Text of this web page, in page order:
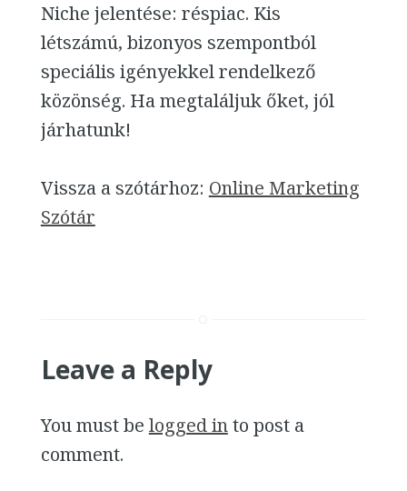
Niche jelentése: réspiac. Kis
létszámú, bizonyos szempontból
speciális igényekkel rendelkező
közönség. Ha megtaláljuk őket, jól
járhatunk!
Vissza a szótárhoz: Online Marketing
Szótár
Leave a Reply
You must be logged into post a
comment.